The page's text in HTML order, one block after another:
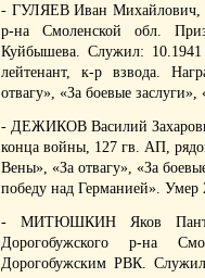
- ГУЛЯЕВ Иван Михайлович,
р-на Смоленской обл.
Куйбышева. Служил:
лейтенант, к-р взвода.
отвагу», «За боевые
- ДЕЖИКОВ Василий
конца войны, 127 гв. АП,
Вены», «За отвагу», «За
победу над Германией». Умер
- МИТЮШКИН Яков
Дорогобужского р-на
Дорогобужским РВК.